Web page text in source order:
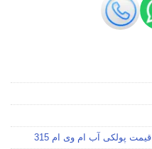
قیمت پولکی آب ام وی ام 315